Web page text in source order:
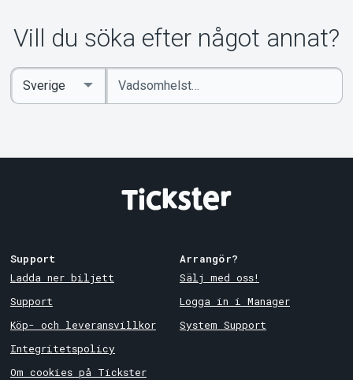
Vill du söka efter något annat?
Ange
sökord
Select
Country
Support
Ladda ner biljett
Support
Köp- och leveransvillkor
Integritetspolicy
Om cookies på Tickster
Arrangör?
Sälj med oss!
Logga in i Manager
System Support